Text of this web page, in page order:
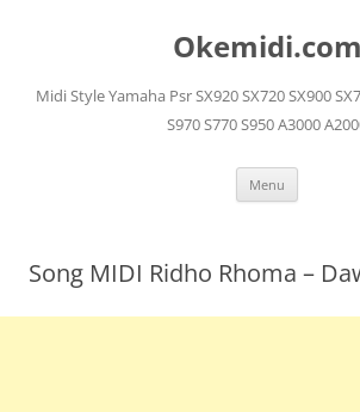
Okemidi.com
Midi Style Yamaha Psr SX920 SX720 SX900
S970 S770 S950 A3000
Menu
Song MIDI Ridho Rhoma –